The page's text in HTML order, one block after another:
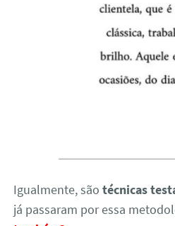
Igualmente, sãotécnicas
já passaram por essa